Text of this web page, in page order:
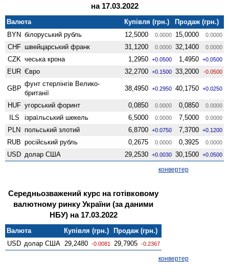
на 17.03.2022
Валюта Купівля (грн.)
Продаж (грн.)
BYN білоруський рубль 12,5000 0.0000 15,0000 0.0000
CHF швейцарський франк 31,1200 0.0000 32,1400 0.0000
CZK чеська крона 1,2950 +0.0500 1,4950 +0.0500
EUR Євро 32,2700 +0.1500 33,2000 -0.0500
GBP
фунт стерлінгів Велико­
британії
38,4950 +0.2950 40,1750 +0.0250
HUF угорський форинт 0,0850 0.0000 0,0850 0.0000
ILS ізраїльський шекель 6,5000 0.0000 7,5000 0.0000
PLN польський злотий 6,8700 +0.0750 7,3700 +0.1200
RUB російський рубль 0,2675 0.0000 0,3925 0.0000
USD долар США 29,2530 +0.0030 30,1500 +0.0500
конвертер
Середньозважений курс на готівковому
валютному ринку України (за даними
НБУ) на 17.03.2022
Валюта Купівля (грн.)
Продаж (грн.)
USD долар США 29,2480 -0.0081 29,7905 -0.2367
конвертер